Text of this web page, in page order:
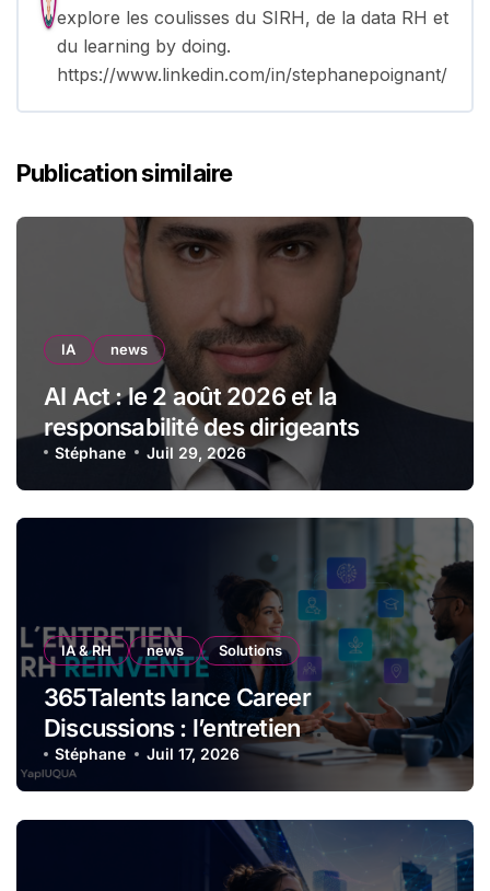
explore les coulisses du SIRH, de la data RH et
du learning by doing.
https://www.linkedin.com/in/stephanepoignant/
Publication similaire
IA news
AI Act : le 2 août 2026 et la
responsabilité des dirigeants
Stéphane Juil 29, 2026
IA & RH news Solutions
365Talents lance Career
Discussions : l’entretien
professionnel réinventé par l’IA
Stéphane Juil 17, 2026